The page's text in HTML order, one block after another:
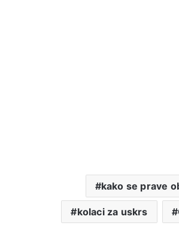
kako se prave
kolaci za uskrs